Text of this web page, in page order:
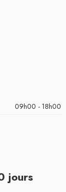
09h00 - 18h00
jours